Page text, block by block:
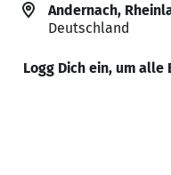
Andernach,
Deutschland
Logg Dich ein, um alle